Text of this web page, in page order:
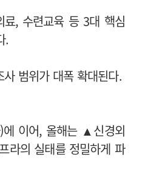
료, 수련교육 등 3대 핵심
.
범위가 대폭 확대된다.
)에 이어, 올해는 ▲신경외
라의 실태를 정밀하게 파